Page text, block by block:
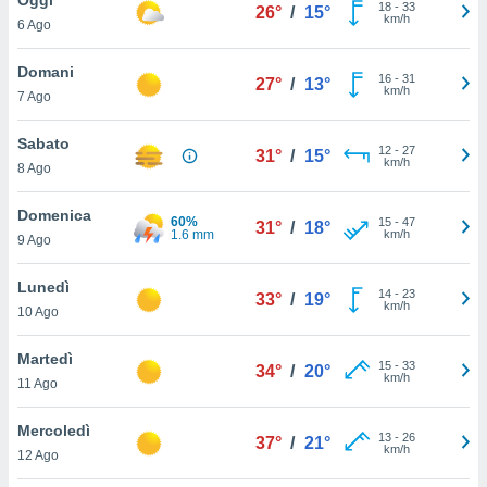
è
al sito
di
ci
di
il
un
la
nella
6 Ago
26° / 15° 18- 33
km/h
Domani
7 Ago
27° / 13° 16- 31
km/h
Sabato
8 Ago
31° / 15° 12- 27
km/h
Domenica
9 Ago
60%
1.6 mm
31° / 18° 15- 47
km/h
Lunedì
10 Ago
33° / 19° 14- 23
km/h
Martedì
11 Ago
34° / 20° 15- 33
km/h
Mercoledì
12 Ago
37° / 21° 13- 26
km/h